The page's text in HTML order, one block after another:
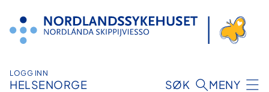
innhold
LOGG INN
HELSENORGE SØK MENY